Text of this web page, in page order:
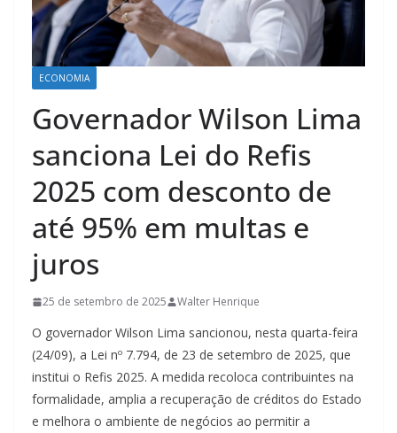
ECONOMIA
Governador Wilson Lima
sanciona Lei do Refis
2025 com desconto de
até 95% em multas e
juros
25 de setembro de 2025 Walter Henrique
O governador Wilson Lima sancionou, nesta quarta-feira
(24/09), a Lei nº 7.794, de 23 de setembro de 2025, que
institui o Refis 2025. A medida recoloca contribuintes na
formalidade, amplia a recuperação de créditos do Estado
e melhora o ambiente de negócios ao permitir a